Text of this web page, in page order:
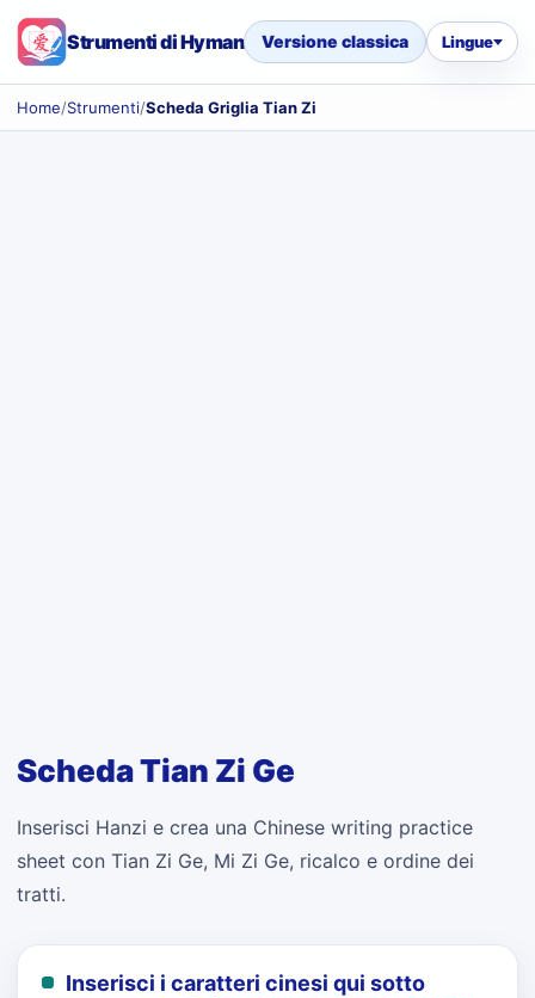
Strumenti di Hyman Versione classica Lingue
Home/Strumenti/Scheda Griglia Tian Zi
Scheda Tian Zi Ge
Inserisci Hanzi e crea una Chinese writing practice
sheet con Tian Zi Ge, Mi Zi Ge, ricalco e ordine dei
tratti.
Inserisci i caratteri cinesi qui sotto